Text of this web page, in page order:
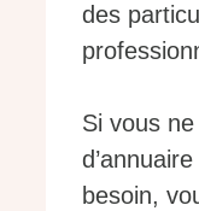
des
Si vous
besoin,